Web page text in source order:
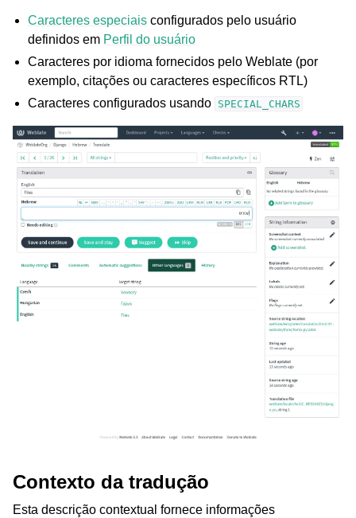
Caracteres especiais configurados pelo usuário
definidos em Perfil do usuário
Caracteres por idioma fornecidos pelo Weblate (por
exemplo, citações ou caracteres específicos RTL)
Caracteres configurados usando SPECIAL_CHARS
Contexto da tradução
Esta descrição contextual fornece informações